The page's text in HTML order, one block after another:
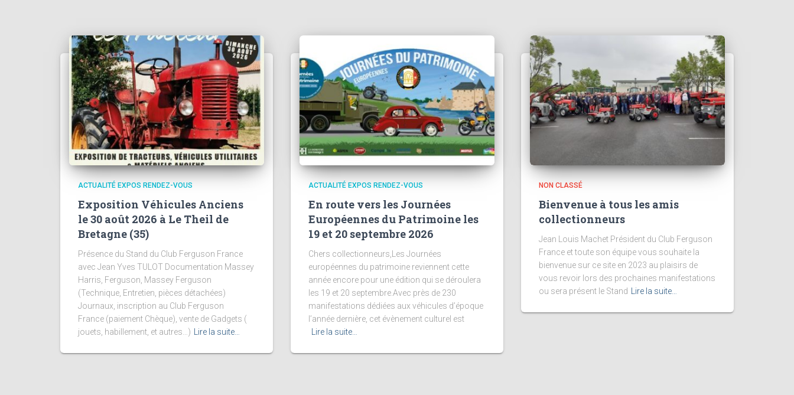
ACTUALITÉ EXPOS RENDEZ-VOUS
Exposition Véhicules Anciens
le 30 août 2026 à Le Theil de
Bretagne (35)
Présence du Stand du Club Ferguson France
avec Jean Yves TULOT Documentation Massey
Harris, Ferguson, Massey Ferguson
(Technique, Entretien, pièces détachées)
Journaux, inscription au Club Ferguson
France (paiement Chèque), vente de Gadgets (
jouets, habillement, et autres…)
Lire la suite…
ACTUALITÉ EXPOS RENDEZ-VOUS
En route vers les Journées
Européennes du Patrimoine les
19 et 20 septembre 2026
Chers collectionneurs,Les Journées
européennes du patrimoine reviennent cette
année encore pour une édition qui se déroulera
les 19 et 20 septembre.Avec près de 230
manifestations dédiées aux véhicules d’époque
l’année dernière, cet évènement culturel est
Lire la suite…
NON CLASSÉ
Bienvenue à tous les amis
collectionneurs
Jean Louis Machet Président du Club Ferguson
France et toute son équipe vous souhaite la
bienvenue sur ce site en 2023 au plaisirs de
vous revoir lors des prochaines manifestations
ou sera présent le Stand
Lire la suite…